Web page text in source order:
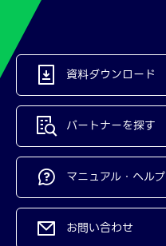
資料ダウンロード
パートナーを探す
マニュアル・ヘルプ
お問い合わせ